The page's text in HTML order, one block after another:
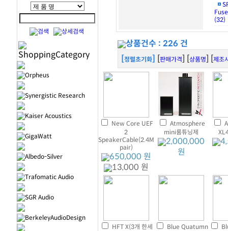
Orpheus
Synergistic Research
Kaiser Acoustics
GigaWatt
Albedo-Silver
Trafomatic Audio
SGR Audio
BerkeleyAudioDesign
(32)
상품건수 : 226 건
[정렬초기화] [판매가격] [상품명] [제조
New Core UEF
2
SpeakerCable(2.4M
pair)
650,000 원
13,000 원
Atmosphere
mini룸튜닝제
2,000,000
원
HFT X(3개 한세
Blue Quatumn